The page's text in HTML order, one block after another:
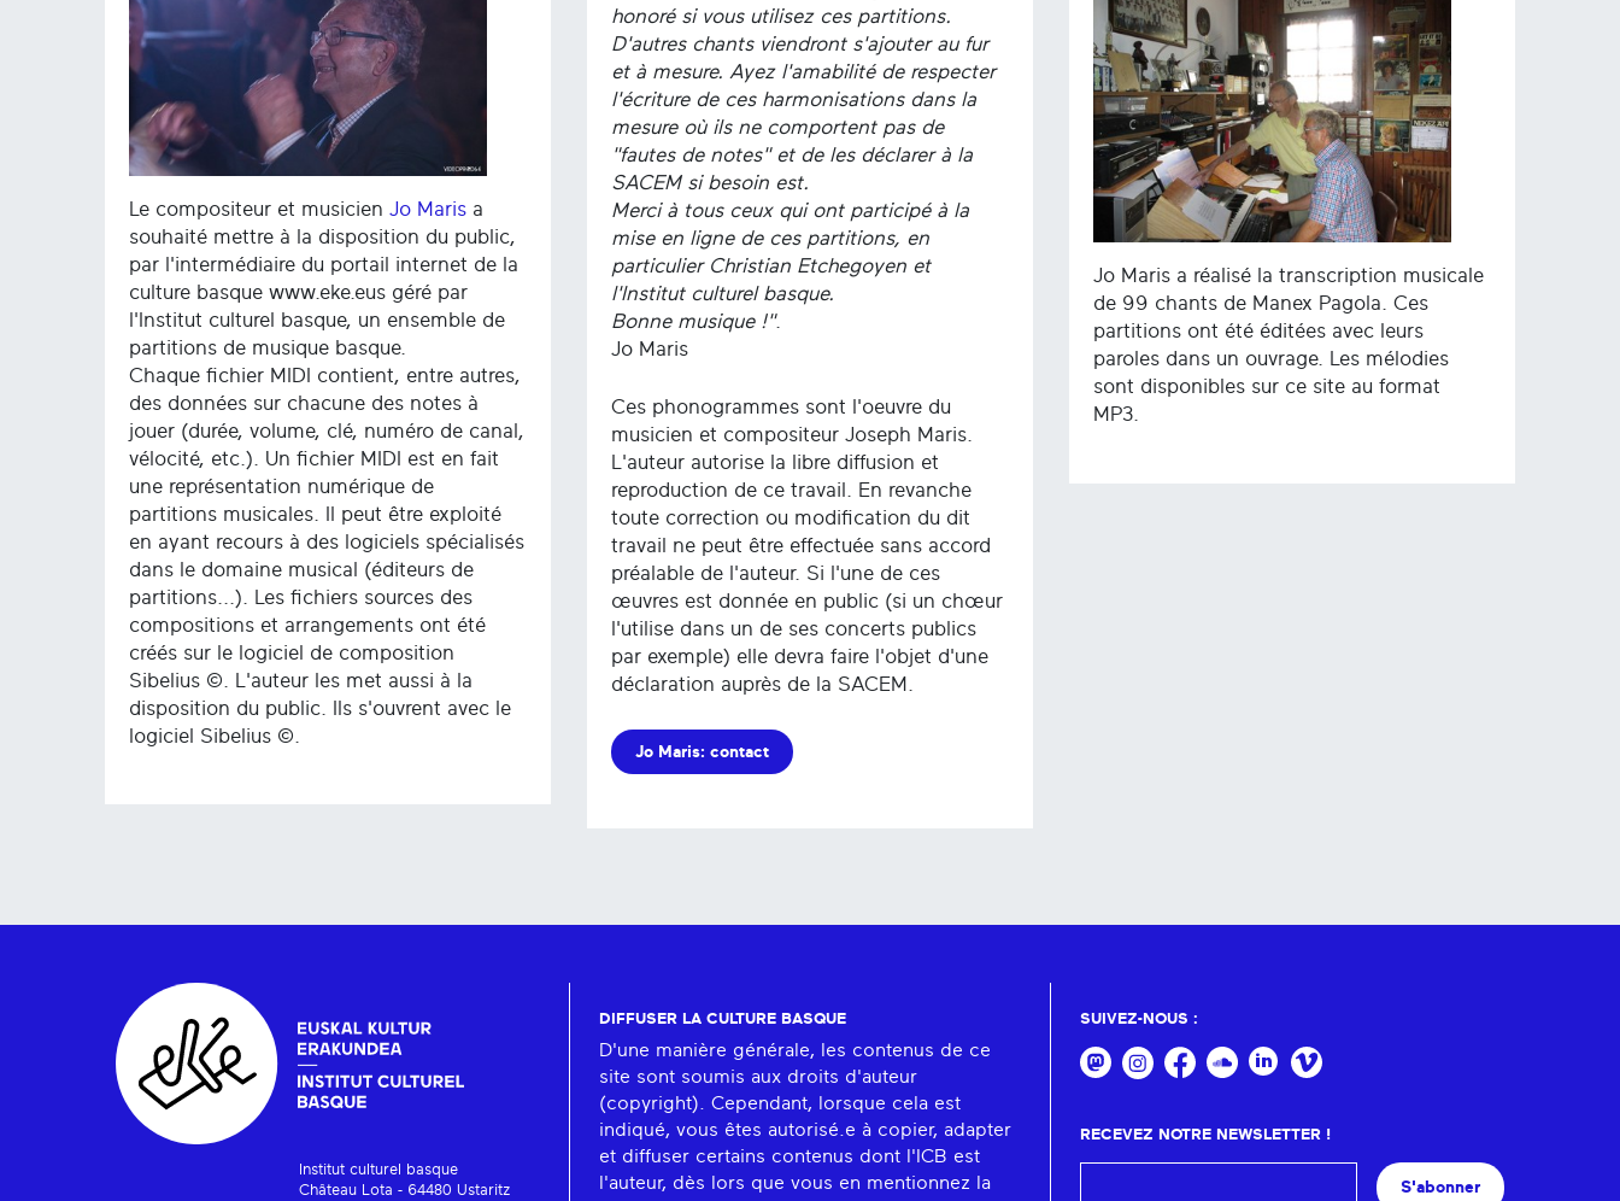
Le compositeur et musicien Jo Maris a
souhaité mettre à la disposition du public,
par l'intermédiaire du portail internet de la
culture basque www.eke.eus géré par
l'Institut culturel basque, un ensemble de
partitions de musique basque.
Chaque fichier MIDI contient, entre autres,
des données sur chacune des notes à
jouer (durée, volume, clé, numéro de canal,
vélocité, etc.). Un fichier MIDI est en fait
une représentation numérique de
partitions musicales. Il peut être exploité
en ayant recours à des logiciels spécialisés
dans le domaine musical (éditeurs de
partitions...). Les fichiers sources des
compositions et arrangements ont été
créés sur le logiciel de composition
Sibelius ©. L'auteur les met aussi à la
disposition du public. Ils s'ouvrent avec le
logiciel Sibelius ©.
honoré si vous utilisez ces partitions.
D'autres chants viendront s'ajouter au fur
et à mesure. Ayez l'amabilité de respecter
l'écriture de ces harmonisations dans la
mesure où ils ne comportent pas de
"fautes de notes" et de les déclarer à la
SACEM si besoin est.
Merci à tous ceux qui ont participé à la
mise en ligne de ces partitions, en
particulier Christian Etchegoyen et
l'Institut culturel basque.
Bonne musique !".
Jo Maris
Ces phonogrammes sont l'oeuvre du
musicien et compositeur Joseph Maris.
L'auteur autorise la libre diffusion et
reproduction de ce travail. En revanche
toute correction ou modification du dit
travail ne peut être effectuée sans accord
préalable de l'auteur. Si l'une de ces
œuvres est donnée en public (si un chœur
l'utilise dans un de ses concerts publics
par exemple) elle devra faire l'objet d'une
déclaration auprès de la SACEM.
Jo Maris: contact
Jo Maris a réalisé la transcription musicale
de 99 chants de Manex Pagola. Ces
partitions ont été éditées avec leurs
paroles dans un ouvrage. Les mélodies
sont disponibles sur ce site au format
MP3.
Institut culturel basque
Château Lota - 64480 Ustaritz
DIFFUSER LA CULTURE BASQUE
D'une manière générale, les contenus de ce
site sont soumis aux droits d'auteur
(copyright). Cependant, lorsque cela est
indiqué, vous êtes autorisé.e à copier, adapter
et diffuser certains contenus dont l'ICB est
l'auteur, dès lors que vous en mentionnez la
SUIVEZ-NOUS :
RECEVEZ NOTRE NEWSLETTER !
S'abonner